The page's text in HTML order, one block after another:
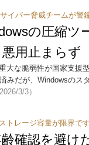
イバー脅威チームが警
の圧縮ツ
用止まらず
大な脆弱性が国家支援
みだが、Windowsの
2026/3/3）
トレージ容量が限界で
齢確認を避